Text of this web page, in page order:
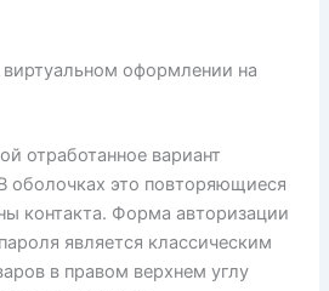
оформлении на
отработанное вариант
оболочках это повторяющиеся
контакта. Форма авторизации
является классическим
в правом верхнем углу